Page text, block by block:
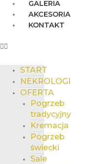
GALERIA
AKCESORIA
KONTAKT
START
NEKROLOGI
OFERTA
Pogrzeb
tradycyjny
Kremacja
Pogrzeb
świecki
Sale